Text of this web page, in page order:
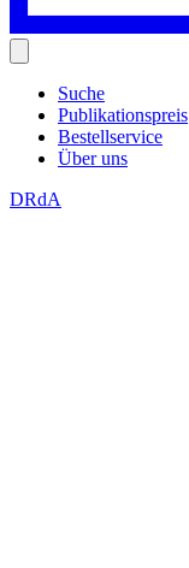
Suche
Publikationspreis
Bestellservice
Über uns
DRdA